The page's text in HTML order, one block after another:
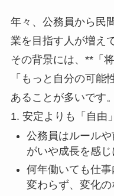
年々、公務員から民
業を目指す人が増え
その背景には、**「
「もっと自分の可能
あることが多いです。
1. 安定よりも「自由
公務員はルール
がいや成長を感じ
何年働いても仕
変わらず、変化